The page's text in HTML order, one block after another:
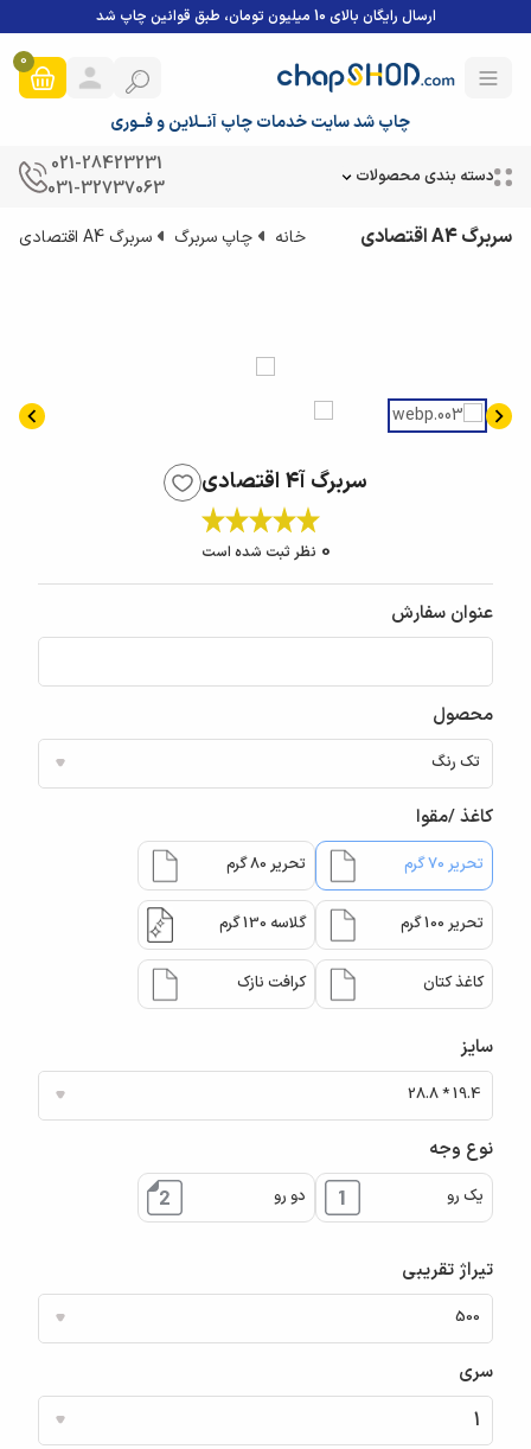
ارسال رایگان بالای 10 میلیون تومان، طبق قوانین چاپ شد
چاپ شد سایت خدمات چاپ آنــلاین و فــوری
0
دسته بندی محصولات
021-28423231
031-32737063
سربرگ A4 اقتصادی خانه چاپ سربرگ سربرگ A4 اقتصادی
سربرگ آ4 اقتصادی
0 نظر ثبت شده است
عنوان سفارش
محصول
کاغذ /مقوا
تحریر 70 گرم تحریر 80 گرم
تحریر 100 گرم گلاسه 130 گرم
کاغذ کتان کرافت نازک
سایز
نوع وجه
یک رو دو رو
تیراژ تقریبی
سری